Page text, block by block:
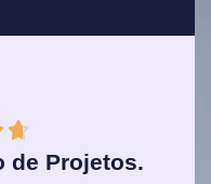
9
.
de Projetos.